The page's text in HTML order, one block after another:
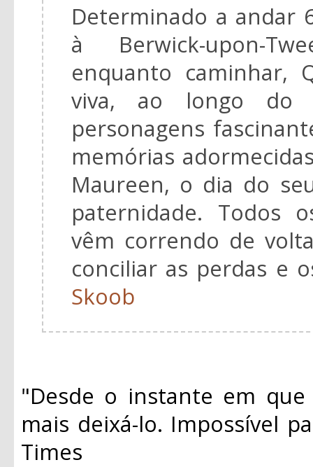
Determinado a andar
à Berwick-upon-
enquanto caminhar,
viva, ao longo do
personagens
memórias
Maureen, o dia do
paternidade. Todos
vêm correndo de
conciliar as perdas e
Skoob
"Desde o instante em
mais deixá-lo. Impossível
Times